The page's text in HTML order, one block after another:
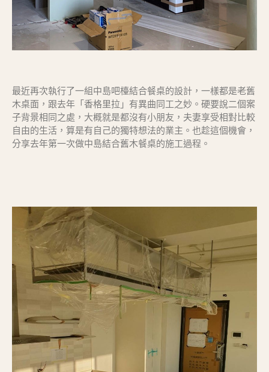
最近再次執行了一組中島吧檯結合餐桌的設計，一樣都是老舊
木桌面，跟去年「香格里拉」有異曲同工之妙。硬要說二個案
子背景相同之處，大概就是都沒有小朋友，夫妻享受相對比較
自由的生活，算是有自己的獨特想法的業主。也趁這個機會，
分享去年第一次做中島結合舊木餐桌的施工過程。